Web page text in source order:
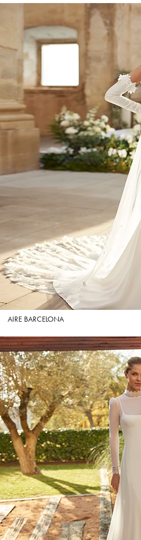
AIRE BARCELONA